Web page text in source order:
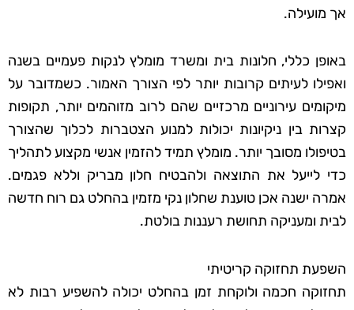
אך מועילה.
באופן כללי, חלונות בית ומשרד מומלץ לנקות פעמיים בשנה
ואפילו לעיתים קרובות יותר לפי הצורך האמור. כשמדובר על
מיקומים עירוניים מרכזיים שהם לרוב מזוהמים יותר, תקופות
קצרות בין ניקיונות יכולות למנוע הצטברות לכלוך שהצורך
בטיפולו מסובך יותר. מומלץ תמיד להזמין אנשי מקצוע לתהליך
כדי לייעל את התוצאה ולהבטיח חלון מבריק וללא פגמים.
אמרה ישנה אכן טוענת שחלון נקי מזמין בהחלט גם רוח חדשה
לבית ומעניקה תחושת רעננות בולטת.
השפעת תחזוקה קריטיתי
תחזוקה חכמה ולוקחת זמן בהחלט יכולה להשפיע רבות לא